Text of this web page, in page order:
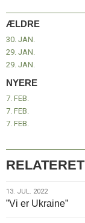
oplag
trykken
ÆLDRE
30. JAN.
29. JAN.
29. JAN.
NYERE
7. FEB.
7. FEB.
7. FEB.
RELATERET
13.
jul.
2022
13. JUL. 2022
”Vi er Ukraine”